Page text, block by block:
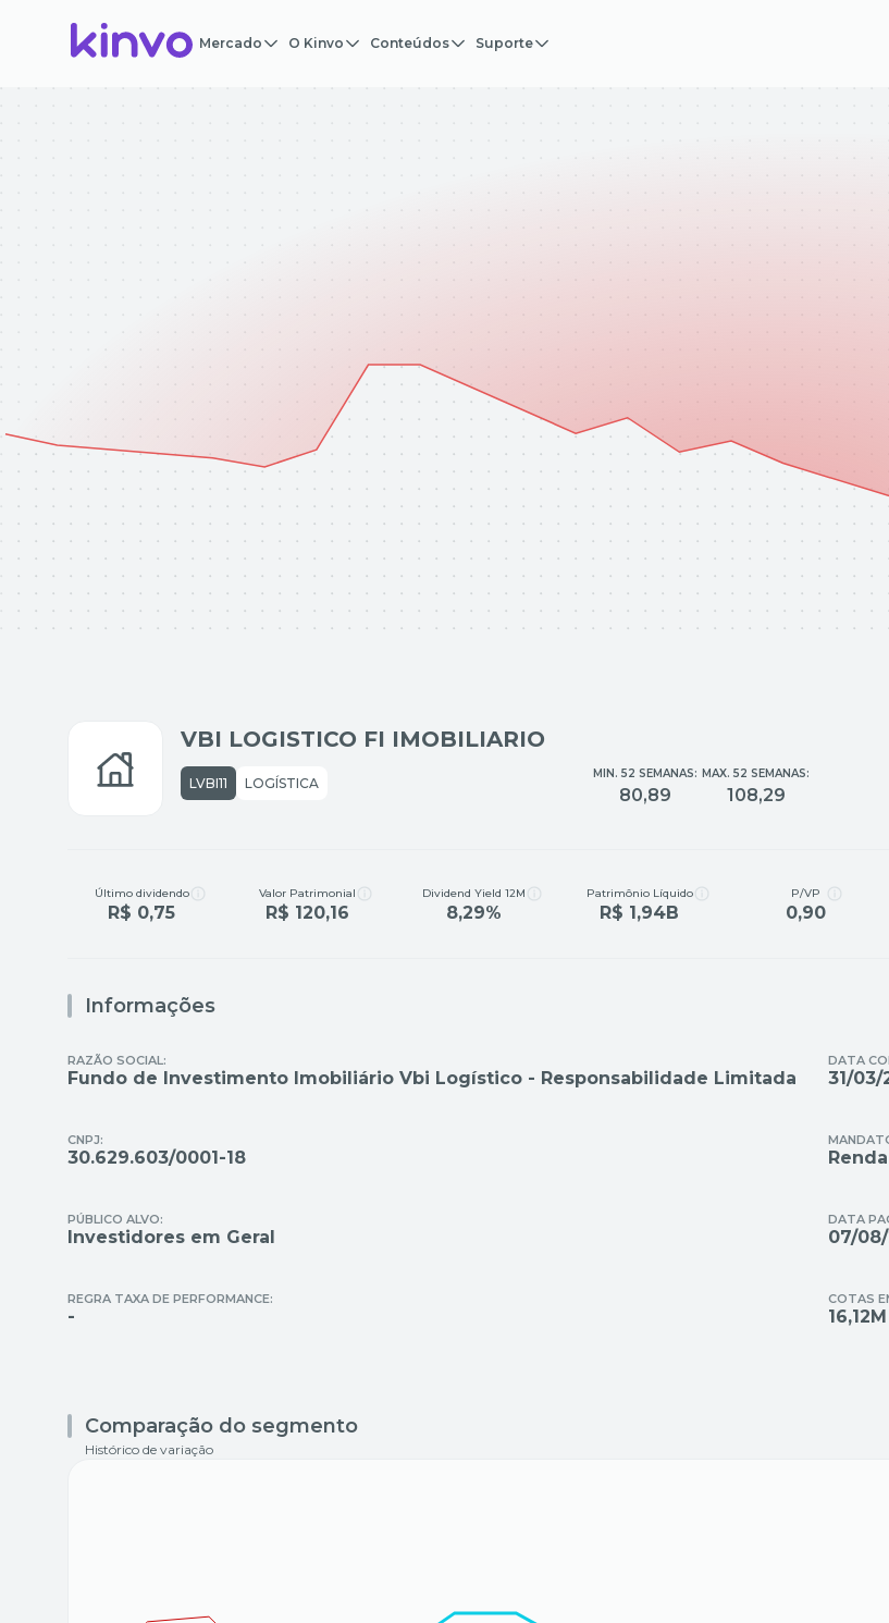
Mercado O Kinvo Conteúdos Suporte
VBI LOGISTICO FI IMOBILIARIO
LVBI11 LOGÍSTICA
MIN. 52 SEMANAS:
80,89
MAX. 52 SEMANAS:
108,29
Último dividendo
R$ 0,75
Valor Patrimonial
R$ 120,16
Dividend Yield 12M
8,29%
Patrimônio Líquido
R$ 1,94B
P/VP
0,90
Informações
RAZÃO SOCIAL:
Fundo de Investimento Imobiliário Vbi Logístico - Responsabilidade Limitada
DATA
31/03/
CNPJ:
30.629.603/0001-18 Renda
PÚBLICO ALVO:
Investidores em Geral
DATA
07/
REGRA TAXA DE PERFORMANCE:
-
COTAS
16,12M
Comparação do segmento
Histórico de variação